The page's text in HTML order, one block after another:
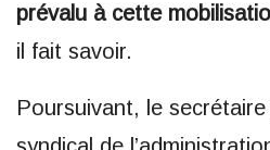
prévalu à cette
il fait savoir.
Poursuivant, le